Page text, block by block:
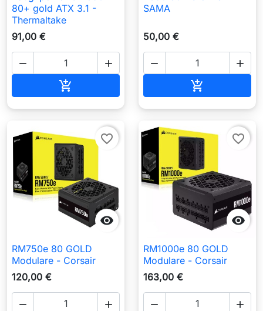
80+ gold ATX 3.1 -
Thermaltake
91,00 €
 

SAMA
50,00 €
 


favorite_border
RM750e 80 GOLD
Modulare - Corsair
120,00 €
 

favorite_border
RM1000e 80 GOLD
Modulare - Corsair
163,00 €
 